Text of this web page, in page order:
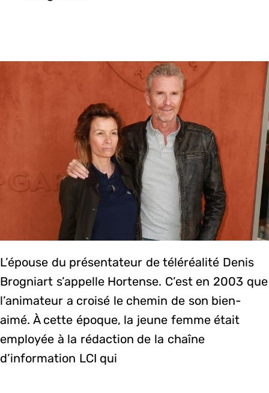
L’épouse du présentateur de téléréalité Denis
Brogniart s’appelle Hortense. C’est en 2003 que
l’animateur a croisé le chemin de son bien-
aimé. À cette époque, la jeune femme était
employée à la rédaction de la chaîne
d’information LCI qui